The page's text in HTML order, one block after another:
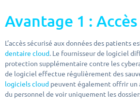
Avantage 1 :
L’accès sécurisé aux données des patients
dentaire cloud. Le fournisseur de logiciel
protection supplémentaire contre les
de logiciel effectue régulièrement des
logiciels cloud peuvent également offrir un
du personnel de voir uniquement les